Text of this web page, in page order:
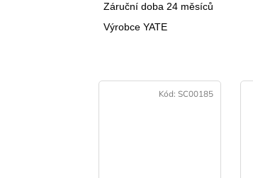
Záruční doba 24 měsíců
Výrobce YATE
Kód:SC00185